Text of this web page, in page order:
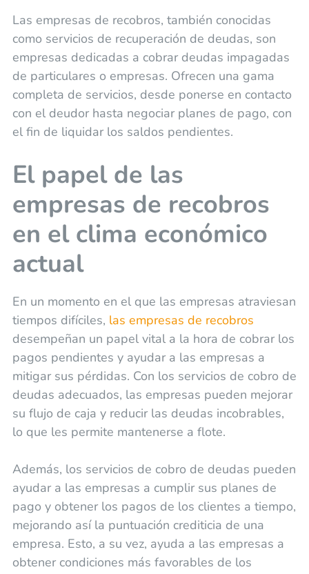
Las empresas de recobros, también conocidas
como servicios de recuperación de deudas, son
empresas dedicadas a cobrar deudas impagadas
de particulares o empresas. Ofrecen una gama
completa de servicios, desde ponerse en contacto
con el deudor hasta negociar planes de pago, con
el fin de liquidar los saldos pendientes.
El papel de las
empresas de recobros
en el clima económico
actual
En un momento en el que las empresas atraviesan
tiempos difíciles, las empresas de recobros
desempeñan un papel vital a la hora de cobrar los
pagos pendientes y ayudar a las empresas a
mitigar sus pérdidas. Con los servicios de cobro de
deudas adecuados, las empresas pueden mejorar
su flujo de caja y reducir las deudas incobrables,
lo que les permite mantenerse a flote.
Además, los servicios de cobro de deudas pueden
ayudar a las empresas a cumplir sus planes de
pago y obtener los pagos de los clientes a tiempo,
mejorando así la puntuación crediticia de una
empresa. Esto, a su vez, ayuda a las empresas a
obtener condiciones más favorables de los